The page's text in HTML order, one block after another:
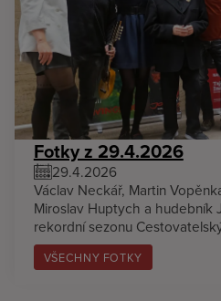
Fotky z 29.4.2026
29.4.2026
Václav Neckář, Martin
Miroslav Huptych a hudebník
rekordní sezonu
VŠECHNY FOTKY